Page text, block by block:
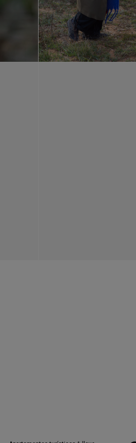
(Marsella), Sandberg
la Sala Rekalde
(París), Artium
otras historias, un film con
, con Susana Talayero. Realicé